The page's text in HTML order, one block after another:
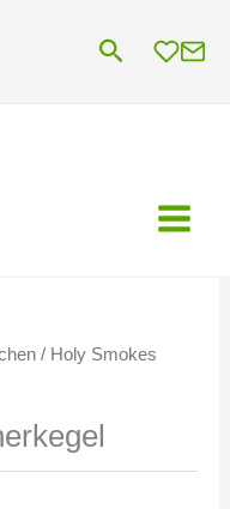
Suchen
/ Holy Smokes